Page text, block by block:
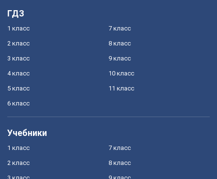
ГДЗ
1 класс
2 класс
3 класс
4 класс
5 класс
6 класс
7 класс
8 класс
9 класс
10 класс
11 класс
Учебники
1 класс
2 класс
7 класс
8 класс